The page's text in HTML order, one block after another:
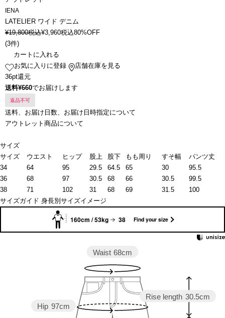
IENA
LATELIER ワイド デニム
¥19,800税込¥3,960税込80%OFF
(3件)
カートに入れる
お気に入りに登録
店舗在庫を見る
36pt還元
送料¥660でお届けします
返品不可
送料、お届け日数、お届け日時指定について
アウトレット商品について
サイズ
サイズ
ウエスト ヒップ 股上 股下 もも周り すそ幅
パンツ丈
34
64 95 29.5 64.5 65 30
95.5
36
68 97 30.5 68 66 30.5
99.5
38
71 102 31 68 69 31.5
100
サイズガイド 身長別サイズイメージ
160cm / 53kg 38 Find your size
Rise length 30.5cm
Hip 97cm
Waist 68cm